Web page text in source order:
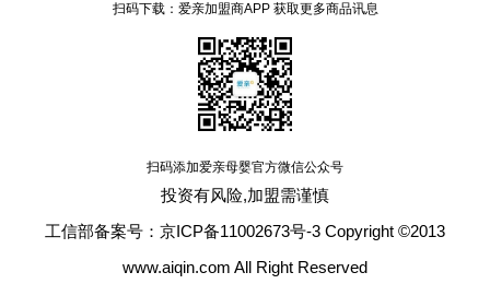
扫码下载：爱亲加盟商APP 获取更多商品讯息
扫码添加爱亲母婴官方微信公众号
投资有风险,加盟需谨慎
工信部备案号：京ICP备11002673号-3 Copyright ©2013
www.aiqin.com All Right Reserved